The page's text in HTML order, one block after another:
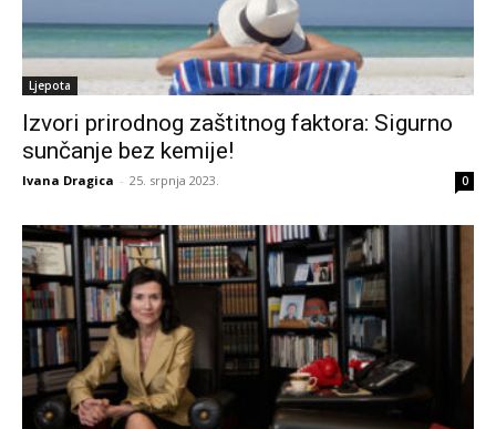
Ljepota
Izvori prirodnog zaštitnog faktora: Sigurno
sunčanje bez kemije!
Ivana Dragica - 25. srpnja 2023. 0